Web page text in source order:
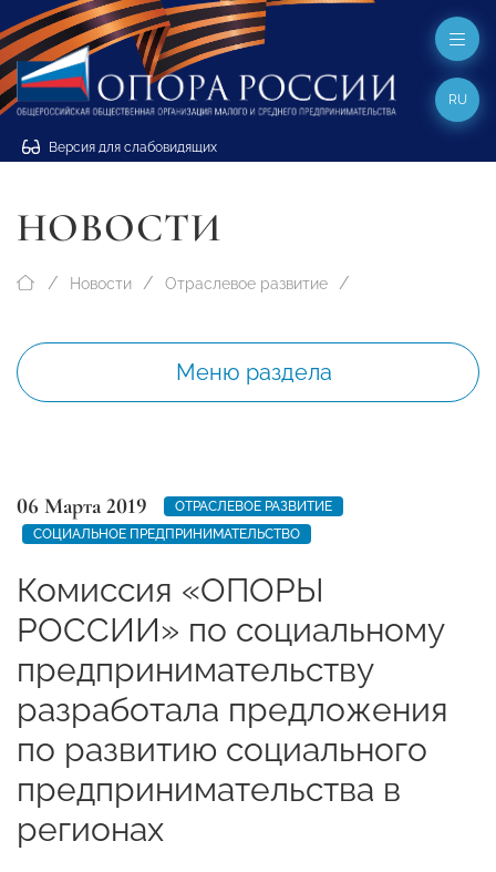
Версия для слабовидящих
RU
НОВОСТИ
Новости Отраслевое развитие
Меню раздела
06 Марта 2019
ОТРАСЛЕВОЕ РАЗВИТИЕ
СОЦИАЛЬНОЕ ПРЕДПРИНИМАТЕЛЬСТВО
Комиссия «ОПОРЫ
РОССИИ» по социальному
предпринимательству
разработала предложения
по развитию социального
предпринимательства в
регионах